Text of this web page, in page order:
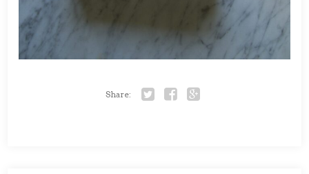
Share: